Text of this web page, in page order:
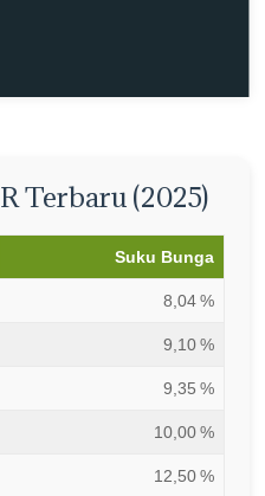
Terbaru (2025)
Suku Bunga
8,04 %
9,10 %
9,35 %
10,00 %
12,50 %